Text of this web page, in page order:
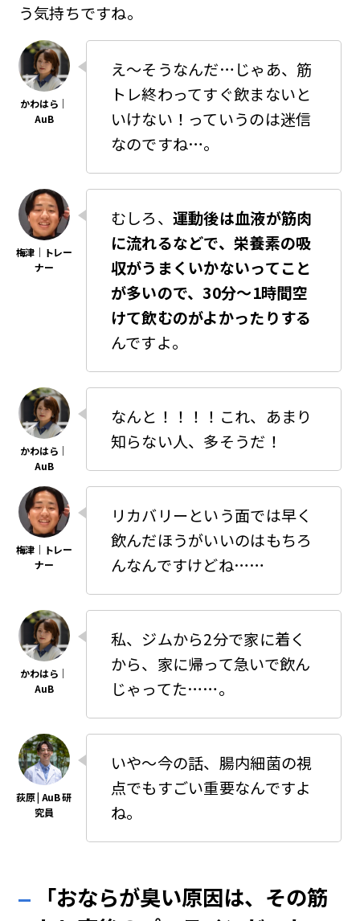
う気持ちですね。
え〜そうなんだ…じゃあ、筋
トレ終わってすぐ飲まないと
いけない！っていうのは迷信
なのですね…。
むしろ、 運動後は血液が筋肉
に流れるなどで、栄養素の吸
収がうまくいかないってこと
が多いので、30分〜1時間空
けて飲むのがよかったりする
んですよ。
なんと！！！！これ、あまり
知らない人、多そうだ！
リカバリーという面では早く
飲んだほうがいいのはもちろ
んなんですけどね……
私、ジムから2分で家に着く
から、家に帰って急いで飲ん
じゃってた……。
いや〜今の話、腸内細菌の視
点でもすごい重要なんですよ
ね。
「おならが臭い原因は、その筋